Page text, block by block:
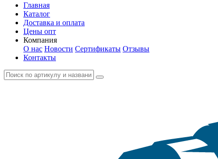
Главная
Каталог
Доставка и оплата
Цены опт
Компания
О нас Новости Сертификаты Отзывы
Контакты